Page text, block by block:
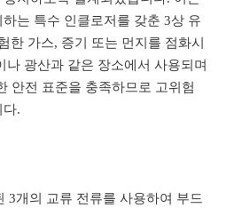
는 특수 인클로저를 갖춘 3상 유
한 가스, 증기 또는 먼지를 점화시
나 광산과 같은 장소에서 사용되며
안전 표준을 충족하므로 고위험
다.
3개의 교류 전류를 사용하여 부드